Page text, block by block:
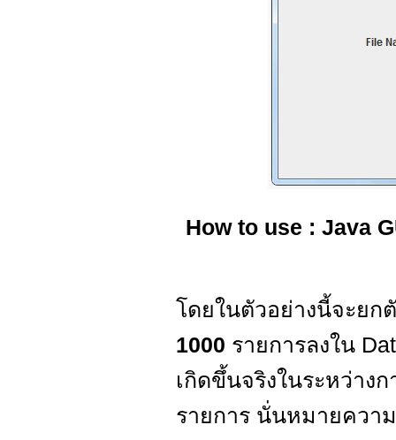
How to use : Java
โดยในตัวอย่างนี้จะยก
1000 รายการลงใน
เกิดขึ้นจริงในระหว่าง
รายการ นั่นหมายควา